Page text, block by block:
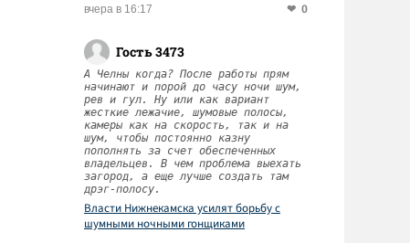
вчера в 16:17 0
Гость 3473
А Челны когда? После работы прям
начинают и порой до часу ночи шум,
рев и гул. Ну или как вариант
жесткие лежачие, шумовые полосы,
камеры как на скорость, так и на
шум, чтобы постоянно казну
пополнять за счет обеспеченных
владельцев. В чем проблема выехать
загород, а еще лучше создать там
дрэг-полосу.
Власти Нижнекамска усилят борьбу с
шумными ночными гонщиками